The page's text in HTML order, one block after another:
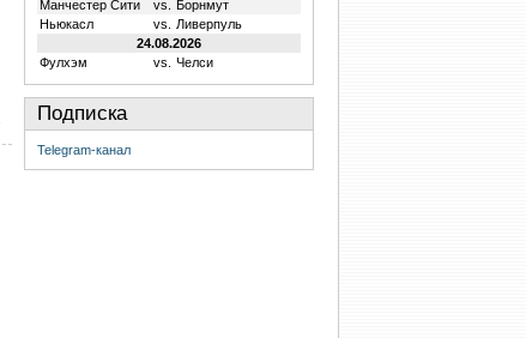
Манчестер Сити
vs.
Борнмут
Ньюкасл
vs.
Ливерпуль
24.08.2026
Фулхэм
vs. Челси
Подписка
Telegram-канал